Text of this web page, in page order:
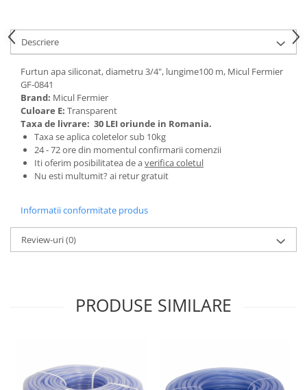
Incubatoare, oparitoare si
deplumatoare
Echipamente pentru animale
Aparate de tuns animale
Piese si accesorii aparate de tuns
animale
Tarcuri animale
Semanatori
Masini batut stalpi si accesorii
Mobilier gradina
Zdrobitoare electrice
Zdrobitoare electrice & manuale
Descriere
Furtun apa siliconat, diametru 3/4", lungime100 m, Micul Fermier
GF-0841
Brand: Micul Fermier
Culoare E: Transparent
Taxa de livrare: 30 LEI oriunde in Romania.
Taxa se aplica coletelor sub 10kg
24 - 72 ore din momentul confirmarii comenzii
Iti oferim posibilitatea de averifica coletul
Nu esti multumit? ai retur gratuit
Informatii conformitate produs
Review-uri(0)
PRODUSE SIMILARE